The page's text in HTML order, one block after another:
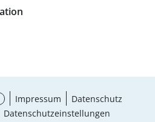
Impressum
Datenschutz
Datenschutzeinstellungen